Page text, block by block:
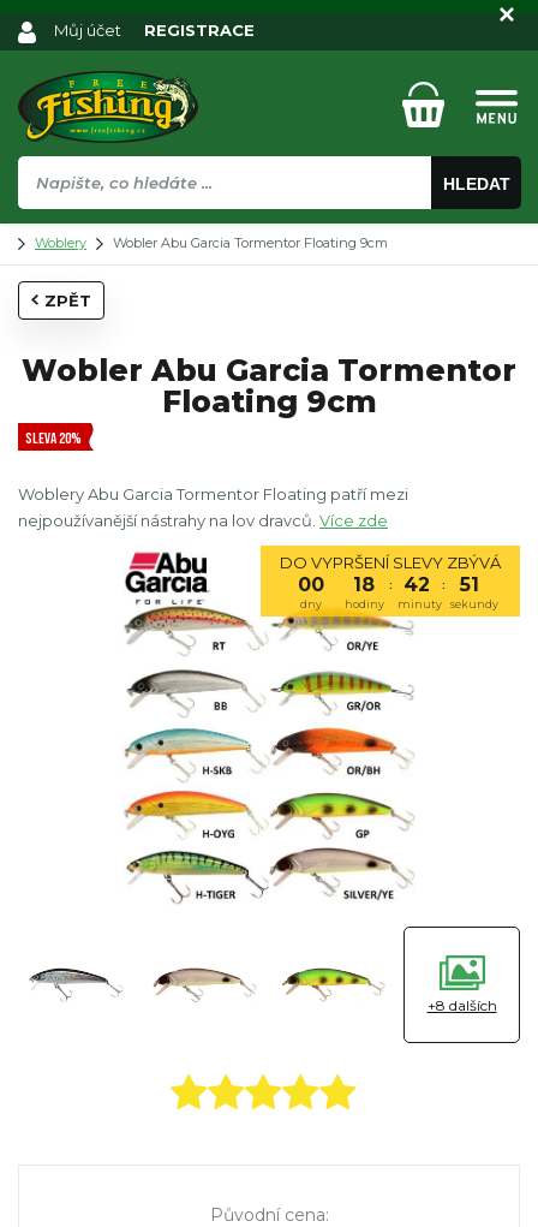
HLEDAT
Můj účet REGISTRACE
Woblery Wobler Abu Garcia Tormentor Floating 9cm
ZPĚT
Wobler Abu Garcia Tormentor
Floating 9cm
SLEVA 20%
Woblery Abu Garcia Tormentor Floating patří mezi
nejpoužívanější nástrahy na lov dravců. Více zde
DO VYPRŠENÍ SLEVY ZBÝVÁ
00 18 : 42 : 50
dny hodiny minuty sekundy
+8 dalších
Původní cena: